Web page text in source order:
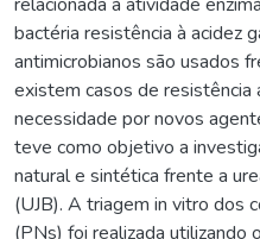
bactéria resistência à acidez
antimicrobianos são usados
existem casos de resistência
necessidade por novos
teve como objetivo a
natural e sintética frente a
(UJB). A triagem in vitro dos
(PNs) foi realizada